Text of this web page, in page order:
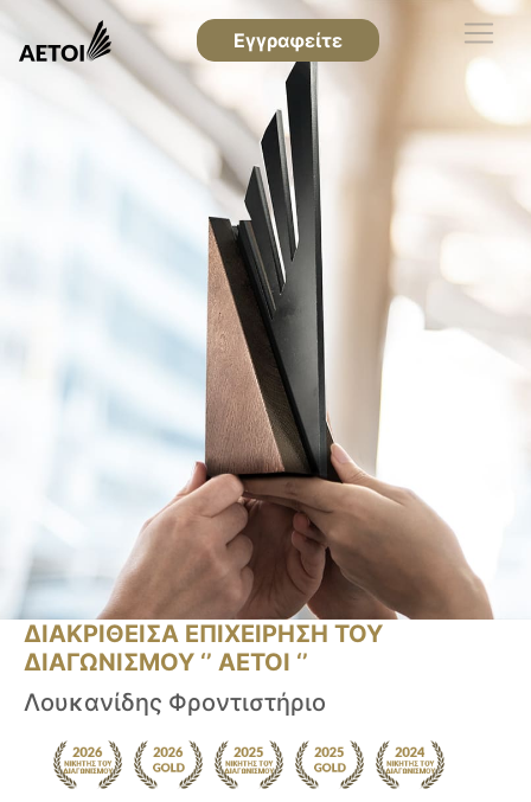
Εγγραφείτε
ΔΙΑΚΡΙΘΕΙΣΑ ΕΠΙΧΕΙΡΗΣΗ ΤΟΥ
ΔΙΑΓΩΝΙΣΜΟΥ ‘’ ΑΕΤΟΙ ‘’
Λουκανίδης Φροντιστήριο